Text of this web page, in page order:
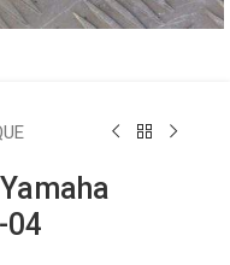
04